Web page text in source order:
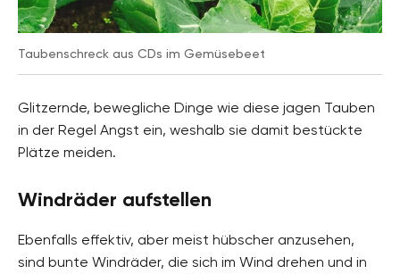
Taubenschreck aus CDs im Gemüsebeet
Glitzernde, bewegliche Dinge wie diese jagen Tauben
in der Regel Angst ein, weshalb sie damit bestückte
Plätze meiden.
Windräder aufstellen
Ebenfalls effektiv, aber meist hübscher anzusehen,
sind bunte Windräder, die sich im Wind drehen und in